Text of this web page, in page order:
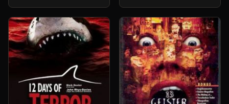
haben keine Lust mehr
auf belanglose
Boulevard-Meldungen
und befassen sich
neuerdings mit Se
Freundin, um diese
abzuholen. Die Uhr im
Auto springt auf 11:14h,
genau in dem Moment
fäll